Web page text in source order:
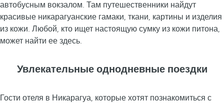
автобусным вокзалом. Там путешественники найдут
красивые никарагуанские гамаки, ткани, картины и изделия
из кожи. Любой, кто ищет настоящую сумку из кожи питона,
может найти ее здесь.
Увлекательные однодневные поездки
Гости отеля в Никарагуа, которые хотят познакомиться с